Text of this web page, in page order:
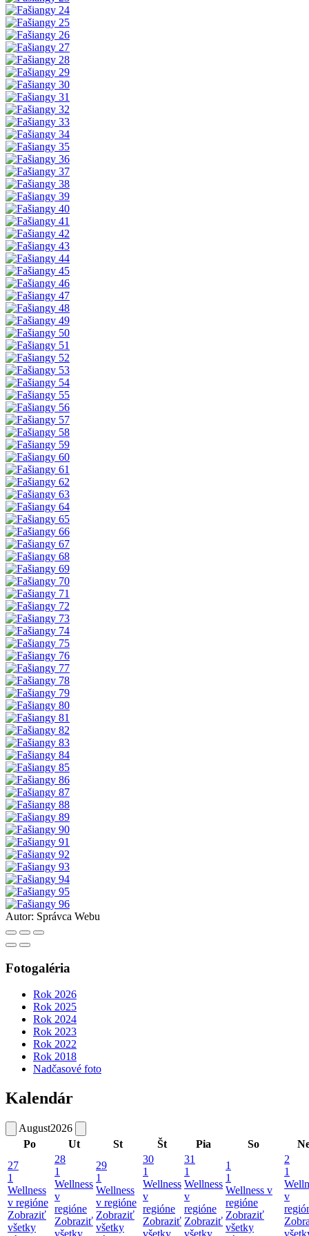
Autor: Správca Webu
Fotogaléria
Rok 2026
Rok 2025
Rok 2024
Rok 2023
Rok 2022
Rok 2018
Nadčasové foto
Kalendár
August2026
Po
Ut St Št Pia So
27
1
Wellness
v regióne
Zobraziť
všetky
28
1
Wellness
v
regióne
Zobraziť
29
1
Wellness
v regióne
Zobraziť
všetky
30
1
Wellness
v
regióne
Zobraziť
31
1
Wellness
v
regióne
Zobraziť
1
1
Wellness v
regióne
Zobraziť
všetky
2
1
v